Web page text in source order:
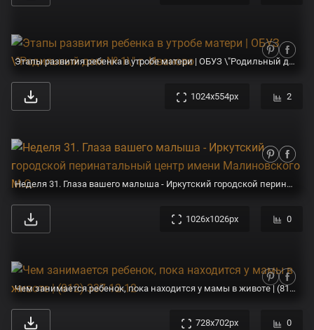
Этапы развития ребенка в утробе матери | ОБУЗ \"Родильный дом № 1\" г. Иваново
1024x554px 2
Неделя 31. Глаза вашего малыша - Иркутский городской перинатальный центр имени Малиновского М.С.
1026x1026px 0
Чем занимается ребенок, пока находится у мамы в животе | (812) 337-12-12
728x702px 0